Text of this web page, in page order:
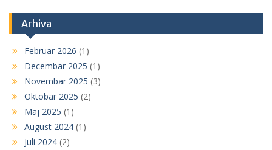
Arhiva
Februar 2026 (1)
Decembar 2025 (1)
Novembar 2025 (3)
Oktobar 2025 (2)
Maj 2025 (1)
August 2024 (1)
Juli 2024 (2)